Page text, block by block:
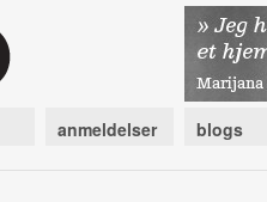
anmeldelser blogs